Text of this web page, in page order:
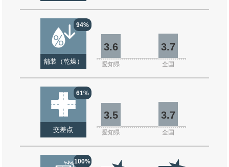
94%
舗装（乾燥）
3.6 3.7
愛知県 全国
61%
交差点
3.5 3.7
愛知県 全国
100%